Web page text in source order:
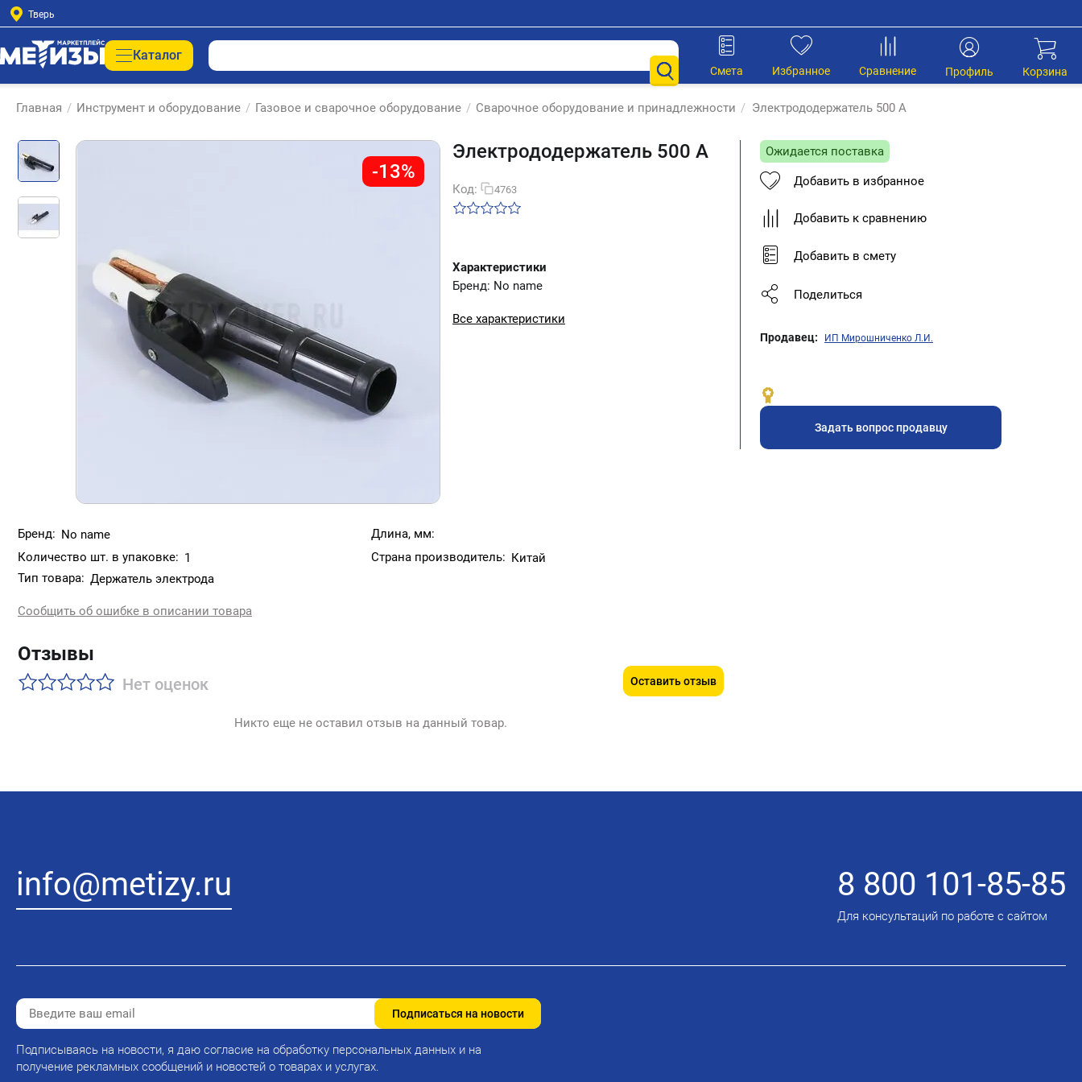
Тверь
Каталог
Корзина
Профиль
Сравнение
Избранное
Смета
Главная / Инструмент и оборудование / Газовое и сварочное оборудование / Сварочное оборудование и принадлежности / Электрододержатель 500 А
-13%
Электрододержатель 500 А
Код: 4763
Характеристики
Бренд: No name
Все характеристики
Бренд: No name
Длина, мм:
Количество шт. в упаковке: 1 Страна производитель: Китай
Тип товара: Держатель электрода
Сообщить об ошибке в описании товара
Отзывы
Нет оценок Оставить отзыв
Никто еще не оставил отзыв на данный товар.
Ожидается поставка
Добавить в избранное
Добавить к сравнению
Добавить в смету
Поделиться
Продавец: ИП Мирошниченко Л.И.
Задать вопрос продавцу
info@metizy.ru 8 800 101-85-85
Для консультаций по работе с сайтом
Подписаться на новости
Подписываясь на новости, я даю согласие на обработку персональных данных и на
получение рекламных сообщений и новостей о товарах и услугах.